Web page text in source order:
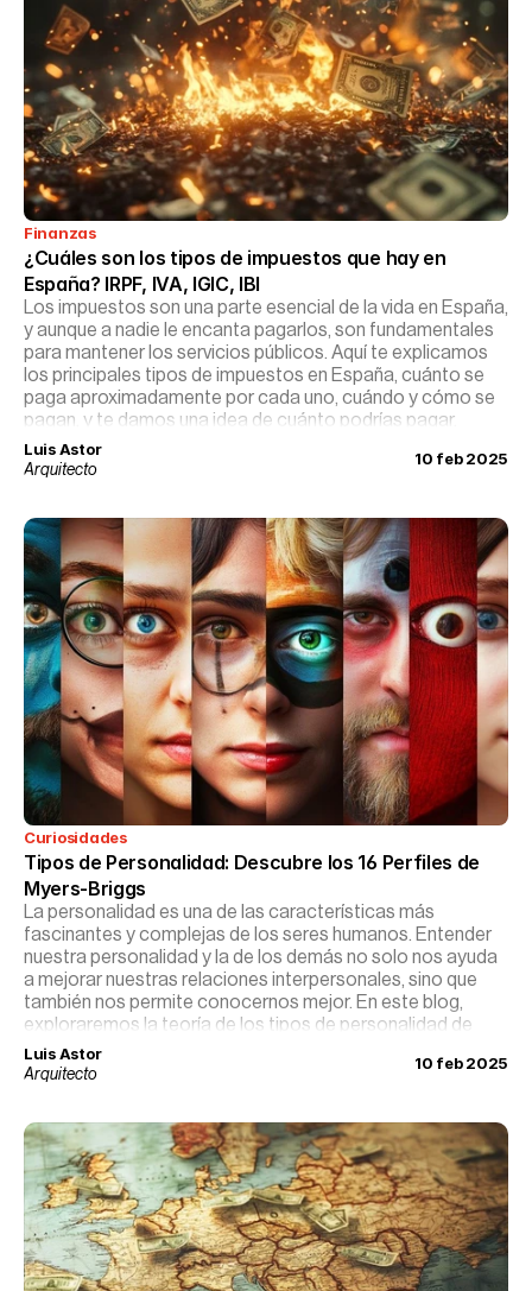
Finanzas
¿Cuáles son los tipos de impuestos que hay en
España? IRPF, IVA, IGIC, IBI
Los impuestos son una parte esencial de la vida en España,
y aunque a nadie le encanta pagarlos, son fundamentales
para mantener los servicios públicos. Aquí te explicamos
los principales tipos de impuestos en España, cuánto se
paga aproximadamente por cada uno, cuándo y cómo se
pagan, y te damos una idea de cuánto podrías pagar.
Luis Astor
Arquitecto
10 feb 2025
Curiosidades
Tipos de Personalidad: Descubre los 16 Perfiles de
Myers-Briggs
La personalidad es una de las características más
fascinantes y complejas de los seres humanos. Entender
nuestra personalidad y la de los demás no solo nos ayuda
a mejorar nuestras relaciones interpersonales, sino que
también nos permite conocernos mejor. En este blog,
exploraremos la teoría de los tipos de personalidad de
Myers-Briggs, una herramienta ampliamente utilizada en
psicología para comprender las diversas formas en que las
Luis Astor
Arquitecto
10 feb 2025